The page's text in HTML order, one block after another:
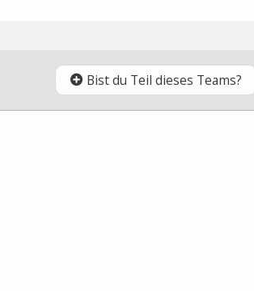
Bist du Teil dieses Teams?